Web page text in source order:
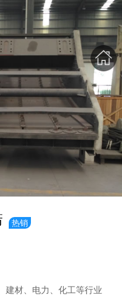
热销
建材、电力、化工等行业